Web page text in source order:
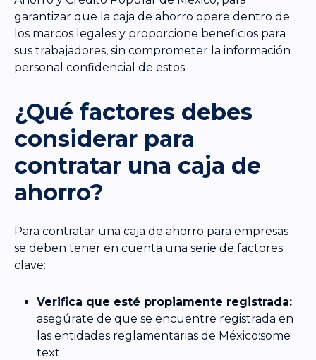
garantizar que la caja de ahorro opere dentro de
los marcos legales y proporcione beneficios para
sus trabajadores, sin comprometer la información
personal confidencial de estos.
¿Qué factores debes
considerar para
contratar una caja de
ahorro?
Para contratar una caja de ahorro para empresas
se deben tener en cuenta una serie de factores
clave:
Verifica que esté propiamente registrada:
asegúrate de que se encuentre registrada en
las entidades reglamentarias de México:some
text